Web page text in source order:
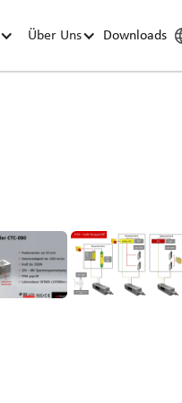
Über Uns Downloads